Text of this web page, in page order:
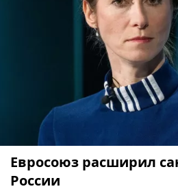
Евросоюз расширил
России